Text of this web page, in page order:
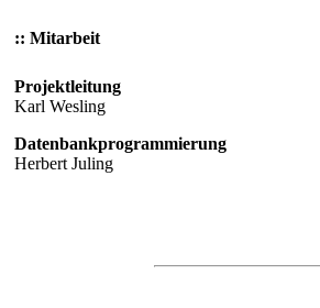
:: Mitarbeit
Projektleitung
Karl Wesling
Datenbankprogrammierung
Herbert Juling